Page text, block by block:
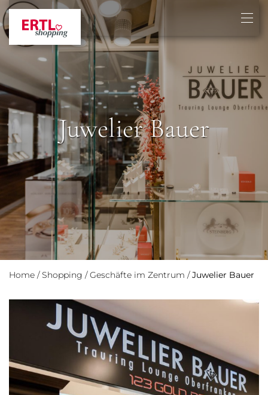
Juwelier Bauer
Home / Shopping / Geschäfte im Zentrum / Juwelier Bauer